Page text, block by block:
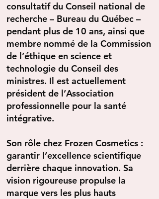
consultatif du Conseil national de
recherche – Bureau du Québec –
pendant plus de 10 ans, ainsi que
membre nommé de la Commission
de l’éthique en science et
technologie du Conseil des
ministres. Il est actuellement
président de l’Association
professionnelle pour la santé
intégrative.
Son rôle chez Frozen Cosmetics :
garantir l’excellence scientifique
derrière chaque innovation. Sa
vision rigoureuse propulse la
marque vers les plus hauts